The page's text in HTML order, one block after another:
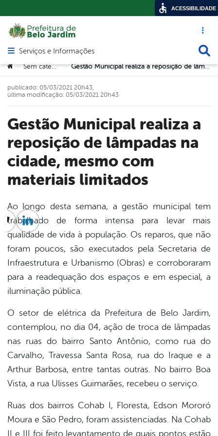
Acesso
Abrir menu principal de navegação
Serviços e Informações
Você está aqui:
> Sem categoria > Gestão Municipal realiza a reposição de lâmpadas na cidade, mesmo com materiais limitados
Gestão Municipal realiza a
reposição de lâmpadas na
cidade, mesmo com
materiais limitados
publicado: 05/03/2021 20h43,
última modificação: 05/03/2021 20h43
Ao longo desta semana, a gestão municipal tem
trabalhado de forma intensa para levar mais
qualidade de vida à população. Os reparos, que não
foram poucos, são executados pela Secretaria de
Infraestrutura e Urbanismo (Obras) e corroboraram
para a readequação dos espaços e em especial, a
iluminação pública.
O setor de elétrica da Prefeitura de Belo Jardim,
contemplou, no dia 04, ação de troca de lâmpadas
nas ruas do bairro Santo Antônio, como rua do
Carvalho, Travessa Santa Rosa, rua do Iraque e a
Arthur Barbosa, entre tantas outras. No bairro Boa
Vista, a rua Ulisses Guimarães, recebeu o serviço.
Ruas dos bairros Cohab I, Floresta, Edson Mororó
Moura e São Pedro, foram assistenciadas. Na Cohab
II e III foi feito levantamento de quais pontos estão
Twitter
Linkedin
ACESSIBILIDADE